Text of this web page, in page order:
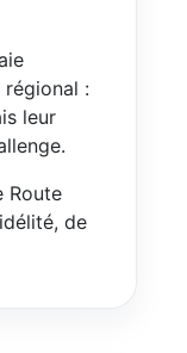
:
leur
Route
de